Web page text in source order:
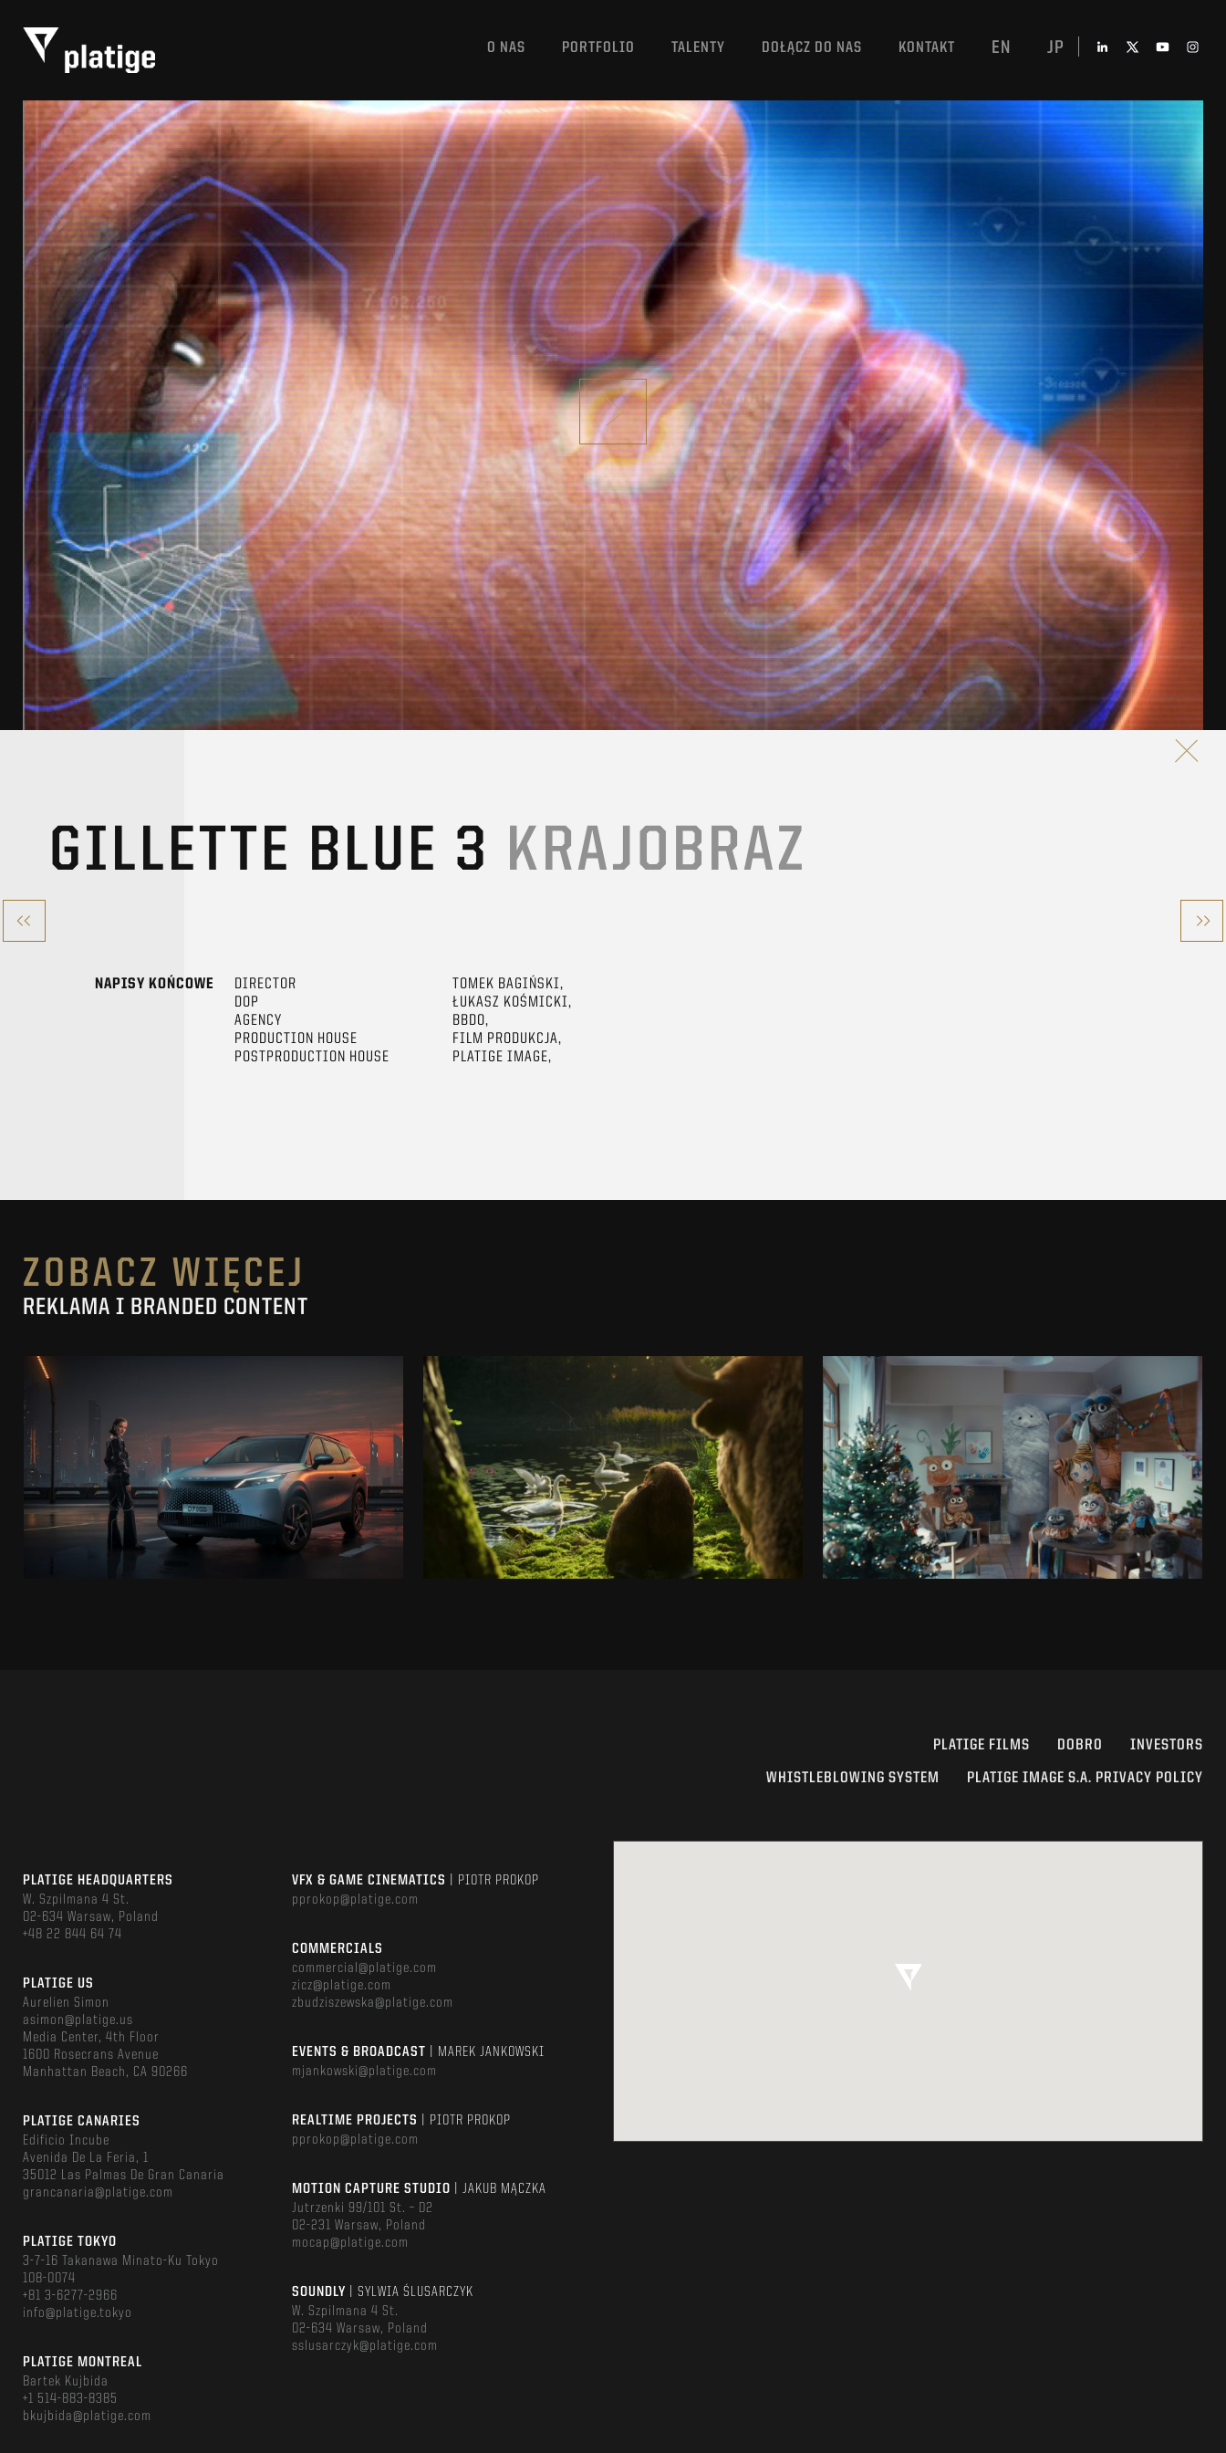
O NAS PORTFOLIO TALENTY DOŁĄCZ DO NAS KONTAKT EN JP
GILLETTE BLUE 3 KRAJOBRAZ
NAPISY KOŃCOWE DIRECTOR
TOMEK BAGIŃSKI,
DOP
ŁUKASZ KOŚMICKI,
AGENCY
BBDO,
PRODUCTION HOUSE
FILM PRODUKCJA,
POSTPRODUCTION HOUSE
PLATIGE IMAGE,
ZOBACZ WIĘCEJ
REKLAMA I BRANDED CONTENT
OMODA 7
SUPER HYBRID
ZOBACZ PROJEKT
ŻUBR
JEZIORO
ZOBACZ PROJEKT
TU I TERAZ
ŚWIĄTECZNA REKLAMA ALLEGRO 2025
ZOBACZ PROJEKT
PLATIGE FILMS DOBRO INVESTORS
WHISTLEBLOWING SYSTEM PLATIGE IMAGE S.A. PRIVACY POLICY
PLATIGE HEADQUARTERS
W. Szpilmana 4 St.
02-634 Warsaw, Poland
+48 22 844 64 74
PLATIGE US
Aurelien Simon
asimon@platige.us
Media Center, 4th Floor
1600 Rosecrans Avenue
Manhattan Beach, CA 90266
PLATIGE CANARIES
Edificio Incube
Avenida De La Feria, 1
35012 Las Palmas De Gran Canaria
grancanaria@platige.com
PLATIGE TOKYO
3-7-16 Takanawa Minato-Ku Tokyo
108-0074
+81 3-6277-2966
info@platige.tokyo
PLATIGE MONTREAL
Bartek Kujbida
+1 514-883-8385
bkujbida@platige.com
VFX & GAME CINEMATICS
| PIOTR PROKOP
pprokop@platige.com
COMMERCIALS
commercial@platige.com
zicz@platige.com
zbudziszewska@platige.com
EVENTS & BROADCAST
| MAREK JANKOWSKI
mjankowski@platige.com
REALTIME PROJECTS
| PIOTR PROKOP
pprokop@platige.com
MOTION CAPTURE STUDIO
| JAKUB MĄCZKA
Jutrzenki 99/101 St. – D2
02-231 Warsaw, Poland
mocap@platige.com
SOUNDLY
| SYLWIA ŚLUSARCZYK
W. Szpilmana 4 St.
02-634 Warsaw, Poland
sslusarczyk@platige.com